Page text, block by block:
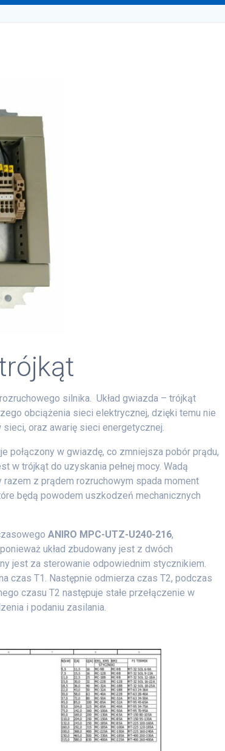
silnika. Układ gwiazda – trójkąt
obciążenia sieci elektrycznej, dzięki temu nie
sieci, oraz awarię sieci energetycznej.
połączony w gwiazdę, co zmniejsza pobór prądu,
w trójkąt do uzyskania pełnej mocy. Wadą
z prądem rozruchowym spada moment
będą powodem uszkodzeń mechanicznych
ANIRO MPC-UTZ-U240-216,
układ zbudowany jest z dwóch
jest za sterowanie odpowiednim stycznikiem.
czas T1. Następnie odmierza czas T2, podczas
czasu T2 następuje stałe przełączenie w
i podaniu zasilania.